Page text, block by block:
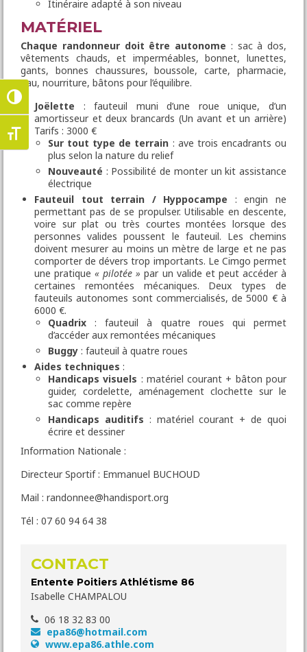
Passer en contraste élevé
Changer la taille de la police
Itinéraire adapté à son niveau
MATÉRIEL
Chaque randonneur doit être autonome : sac à dos,
vêtements chauds, et imperméables, bonnet, lunettes,
gants, bonnes chaussures, boussole, carte, pharmacie,
eau, nourriture, bâtons pour l’équilibre.
Joëlette : fauteuil muni d’une roue unique, d’un
amortisseur et deux brancards (Un avant et un arrière)
Tarifs : 3000 €
Sur tout type de terrain : ave trois encadrants ou
plus selon la nature du relief
Nouveauté : Possibilité de monter un kit assistance
électrique
Fauteuil tout terrain / Hyppocampe : engin ne
permettant pas de se propulser. Utilisable en descente,
voire sur plat ou très courtes montées lorsque des
personnes valides poussent le fauteuil. Les chemins
doivent mesurer au moins un mètre de large et ne pas
comporter de dévers trop importants. Le Cimgo permet
une pratique« pilotée » par un valide et peut accéder à
certaines remontées mécaniques. Deux types de
fauteuils autonomes sont commercialisés, de 5000 € à
6000 €.
Quadrix : fauteuil à quatre roues qui permet
d’accéder aux remontées mécaniques
Buggy : fauteuil à quatre roues
Aides techniques :
Handicaps visuels : matériel courant + bâton pour
guider, cordelette, aménagement clochette sur le
sac comme repère
Handicaps auditifs : matériel courant + de quoi
écrire et dessiner
Information Nationale :
Directeur Sportif : Emmanuel BUCHOUD
Mail : randonnee@handisport.org
Tél : 07 60 94 64 38
CONTACT
Entente Poitiers Athlétisme 86
Isabelle CHAMPALOU
06 18 32 83 00
epa86@hotmail.com
www.epa86.athle.com